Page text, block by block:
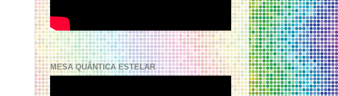
MESA QUÂNTICA ESTELAR